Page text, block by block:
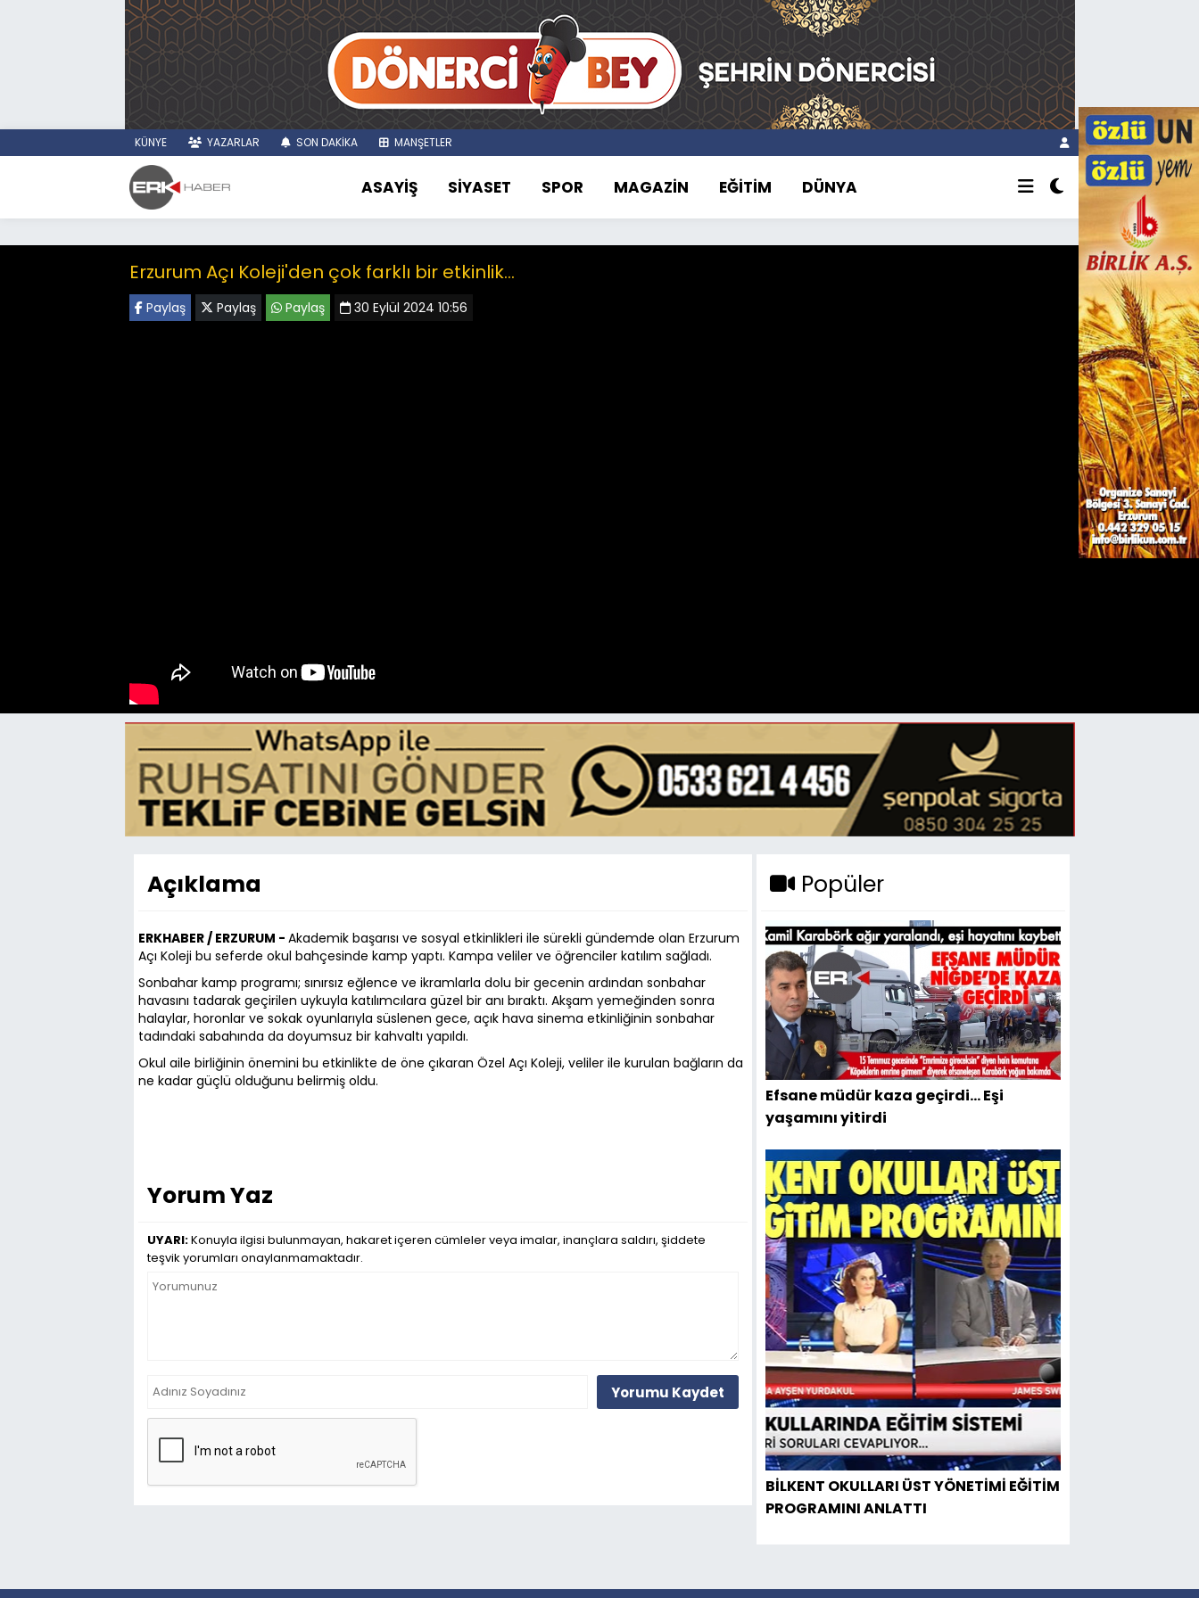
KÜNYE YAZARLAR SON DAKİKA MANŞETLER
ASAYİŞ SİYASET SPOR MAGAZİN EĞİTİM DÜNYA
Erzurum Açı Koleji'den çok farklı bir etkinlik...
Paylaş Paylaş Paylaş 30 Eylül 2024 10:56
Açıklama
ERKHABER / ERZURUM - Akademik başarısı ve sosyal etkinlikleri ile sürekli gündemde olan Erzurum
Açı Koleji bu seferde okul bahçesinde kamp yaptı. Kampa veliler ve öğrenciler katılım sağladı.
Sonbahar kamp programı; sınırsız eğlence ve ikramlarla dolu bir gecenin ardından sonbahar
havasını tadarak geçirilen uykuyla katılımcılara güzel bir anı bıraktı. Akşam yemeğinden sonra
halaylar, horonlar ve sokak oyunlarıyla süslenen gece, açık hava sinema etkinliğinin sonbahar
tadındaki sabahında da doyumsuz bir kahvaltı yapıldı.
Okul aile birliğinin önemini bu etkinlikte de öne çıkaran Özel Açı Koleji, veliler ile kurulan bağların da
ne kadar güçlü olduğunu belirmiş oldu.
Yorum Yaz
UYARI:Konuyla ilgisi bulunmayan, hakaret içeren cümleler veya imalar, inançlara saldırı, şiddete
teşvik yorumları onaylanmamaktadır.
Yorumu Kaydet
Popüler
Efsane müdür kaza geçirdi... Eşi
yaşamını yitirdi
BİLKENT OKULLARI ÜST YÖNETİMİ EĞİTİM
PROGRAMINI ANLATTI